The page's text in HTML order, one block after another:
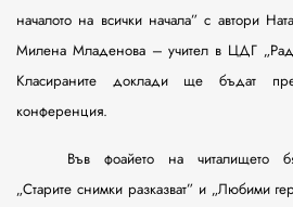
началото на всички начала” с автори
Милена Младенова – учител в ЦДГ
Класираните доклади ще бъдат
конференция.
Във фоайето на читалището
„Старите снимки разказват” и „Любими